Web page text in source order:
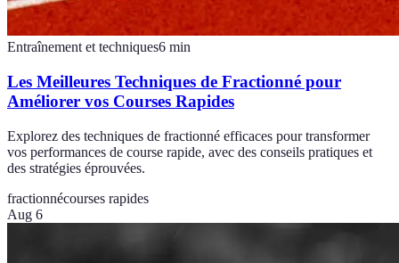
Entraînement et techniques6 min
Les Meilleures Techniques de Fractionné pour
Améliorer vos Courses Rapides
Explorez des techniques de fractionné efficaces pour transformer
vos performances de course rapide, avec des conseils pratiques et
des stratégies éprouvées.
fractionnécourses rapides
Aug 6